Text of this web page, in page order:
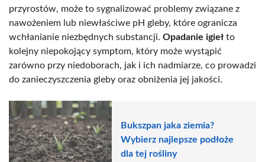
przyrostów, może to sygnalizować problemy związane z
nawożeniem lub niewłaściwe pH gleby, które ogranicza
wchłanianie niezbędnych substancji. Opadanie igieł to
kolejny niepokojący symptom, który może wystąpić
zarówno przy niedoborach, jak i ich nadmiarze, co prowadzi
do zanieczyszczenia gleby oraz obniżenia jej jakości.
Bukszpan jaka ziemia?
Wybierz najlepsze podłoże
dla tej rośliny